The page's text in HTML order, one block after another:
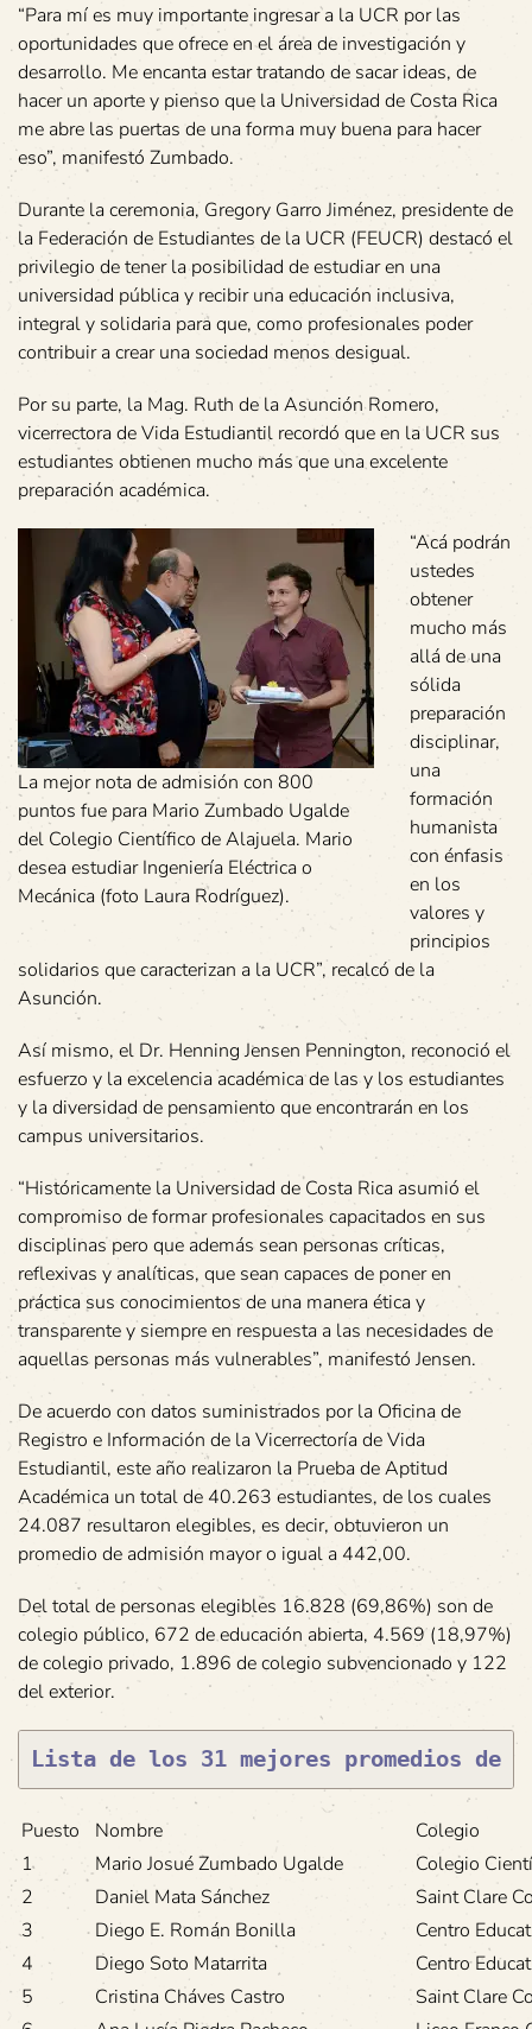
“Para mí es muy importante ingresar a la UCR por las
oportunidades que ofrece en el área de investigación y
desarrollo. Me encanta estar tratando de sacar ideas, de
hacer un aporte y pienso que la Universidad de Costa Rica
me abre las puertas de una forma muy buena para hacer
eso”, manifestó Zumbado.
Durante la ceremonia, Gregory Garro Jiménez, presidente de
la Federación de Estudiantes de la UCR (FEUCR) destacó el
privilegio de tener la posibilidad de estudiar en una
universidad pública y recibir una educación inclusiva,
integral y solidaria para que, como profesionales poder
contribuir a crear una sociedad menos desigual.
Por su parte, la Mag. Ruth de la Asunción Romero,
vicerrectora de Vida Estudiantil recordó que en la UCR sus
estudiantes obtienen mucho más que una excelente
preparación académica.
La mejor nota de admisión con 800
puntos fue para Mario Zumbado Ugalde
del Colegio Científico de Alajuela. Mario
desea estudiar Ingeniería Eléctrica o
Mecánica (foto Laura Rodríguez).
“Acá podrán
ustedes
obtener
mucho más
allá de una
sólida
preparación
disciplinar,
una
formación
humanista
con énfasis
en los
valores y
principios
solidarios que caracterizan a la UCR”, recalcó de la
Asunción.
Así mismo, el Dr. Henning Jensen Pennington, reconoció el
esfuerzo y la excelencia académica de las y los estudiantes
y la diversidad de pensamiento que encontrarán en los
campus universitarios.
“Históricamente la Universidad de Costa Rica asumió el
compromiso de formar profesionales capacitados en sus
disciplinas pero que además sean personas críticas,
reflexivas y analíticas, que sean capaces de poner en
práctica sus conocimientos de una manera ética y
transparente y siempre en respuesta a las necesidades de
aquellas personas más vulnerables”, manifestó Jensen.
De acuerdo con datos suministrados por la Oficina de
Registro e Información de la Vicerrectoría de Vida
Estudiantil, este año realizaron la Prueba de Aptitud
Académica un total de 40.263 estudiantes, de los cuales
24.087 resultaron elegibles, es decir, obtuvieron un
promedio de admisión mayor o igual a 442,00.
Del total de personas elegibles 16.828 (69,86%) son de
colegio público, 672 de educación abierta, 4.569 (18,97%)
de colegio privado, 1.896 de colegio subvencionado y 122
del exterior.
Lista de los 31 mejores promedios de
Puesto Nombre
Colegio
1
Mario Josué Zumbado Ugalde
Colegio
2
Daniel Mata Sánchez
Saint Clare
3
Diego E. Román Bonilla
Centro
4
Diego Soto Matarrita
Centro
5
Cristina Cháves Castro
Saint Clare